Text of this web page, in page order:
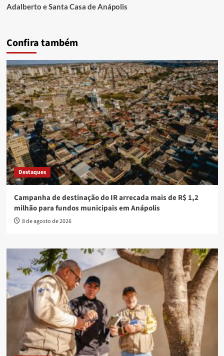
Adalberto e Santa Casa de Anápolis
Confira também
Destaques
Campanha de destinação do IR arrecada mais de R$ 1,2
milhão para fundos municipais em Anápolis
8 de agosto de 2026